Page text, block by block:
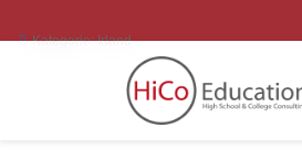
Kategorie:Irland